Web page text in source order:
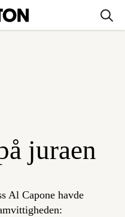
juraen
Al Capone havde